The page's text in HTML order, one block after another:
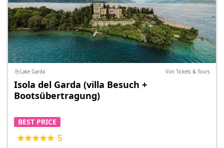
Lake Garda Von Tickets & Tours
Isola del Garda (villa Besuch +
Bootsübertragung)
BEST PRICE
5